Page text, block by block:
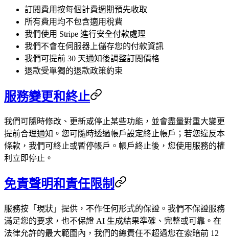
訂閱費用按每個計費週期預先收取
所有費用均不包含適用稅費
我們使用 Stripe 進行安全付款處理
我們不會在伺服器上儲存您的付款資訊
我們可提前 30 天通知後調整訂閱價格
退款受單獨的退款政策約束
服務變更和終止
我們可隨時修改、更新或停止某些功能，並會盡量對重大變更
提前合理通知。您可隨時透過帳戶設定終止帳戶；若您違反本
條款，我們可終止或暫停帳戶。帳戶終止後，您使用服務的權
利立即停止。
免責聲明和責任限制
服務按「現狀」提供，不作任何形式的保證。我們不保證服務
滿足您的要求，也不保證 AI 生成結果準確、完整或可靠。在
法律允許的最大範圍內，我們的總責任不超過您在索賠前 12